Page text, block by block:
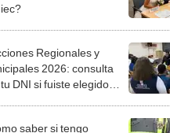
Regionales y
2026: consulta
DNI si fuiste elegido
saber si tengo